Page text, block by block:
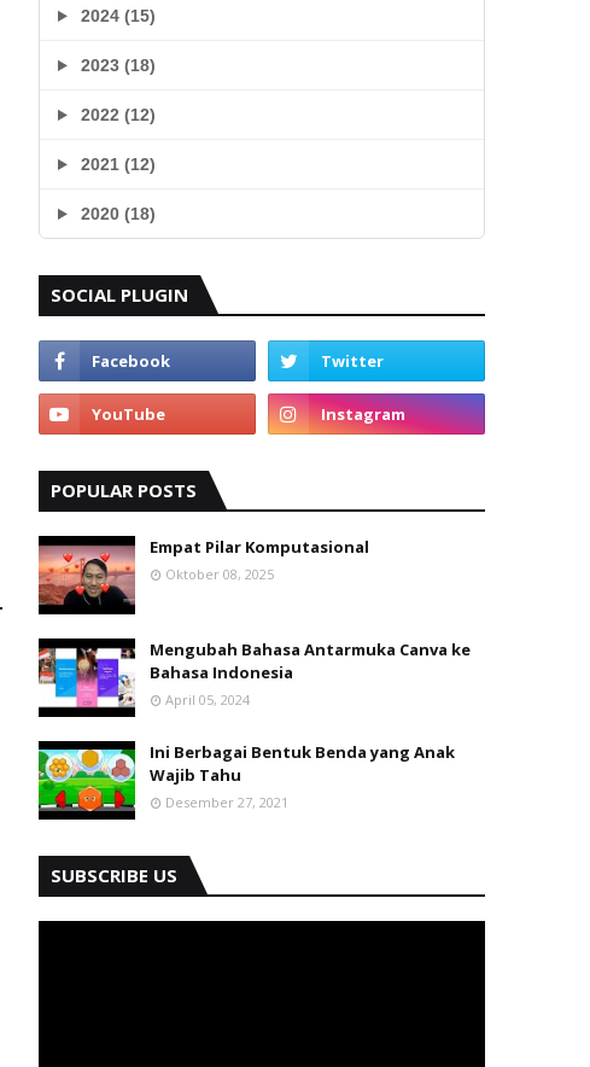
2024 (15)
2023 (18)
2022 (12)
2021 (12)
2020 (18)
SOCIAL PLUGIN
POPULAR POSTS
Empat Pilar Komputasional
Oktober 08, 2025
Mengubah Bahasa Antarmuka Canva ke
Bahasa Indonesia
April 05, 2024
Ini Berbagai Bentuk Benda yang Anak
Wajib Tahu
Desember 27, 2021
SUBSCRIBE US